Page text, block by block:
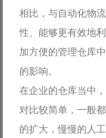
相比，与自动化物
性、能够更有效地
加方便的管理仓库
的影响。
在企业的仓库当中
对比较简单，一般
的扩大，慢慢的人